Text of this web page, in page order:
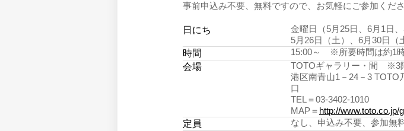
事前申込み不要、無料ですので、お気軽にご参加くださ
日にち
金曜日（5月25日、6月1日
5月26日（土）、6月30日
時間 15:00～ ※所要時間は約1時
会場
TOTOギャラリー・間 ※3
港区南青山1－24－3 TOTO
口
TEL＝03-3402-1010
MAP＝ http://www.toto.co.jp/
定員 なし、申込み不要、参加無